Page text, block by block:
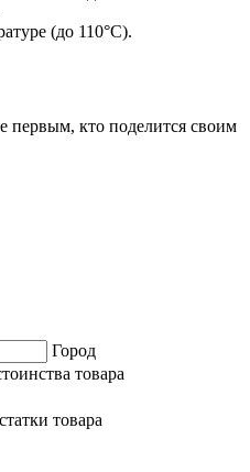
(до 110°C).
первым, кто поделится своим
Город
товара
товара